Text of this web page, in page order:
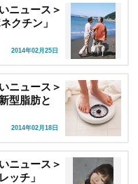
ニュース＞
クチン」
2014年02月25日
ニュース＞
型脂肪と
2014年02月18日
ニュース＞
ッチ」